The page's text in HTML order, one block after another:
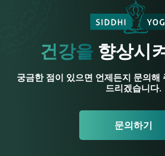
건강을 향상시
궁금한 점이 있으면 언제든지 문의해
드리겠습니다.
문의하기